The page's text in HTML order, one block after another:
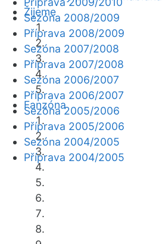
Žijeme
Fanzóna
Sezóna 2008/2009
Příprava 2008/2009
Sezóna 2007/2008
Příprava 2007/2008
Sezóna 2006/2007
Příprava 2006/2007
Sezóna 2005/2006
Příprava 2005/2006
Sezóna 2004/2005
Příprava 2004/2005